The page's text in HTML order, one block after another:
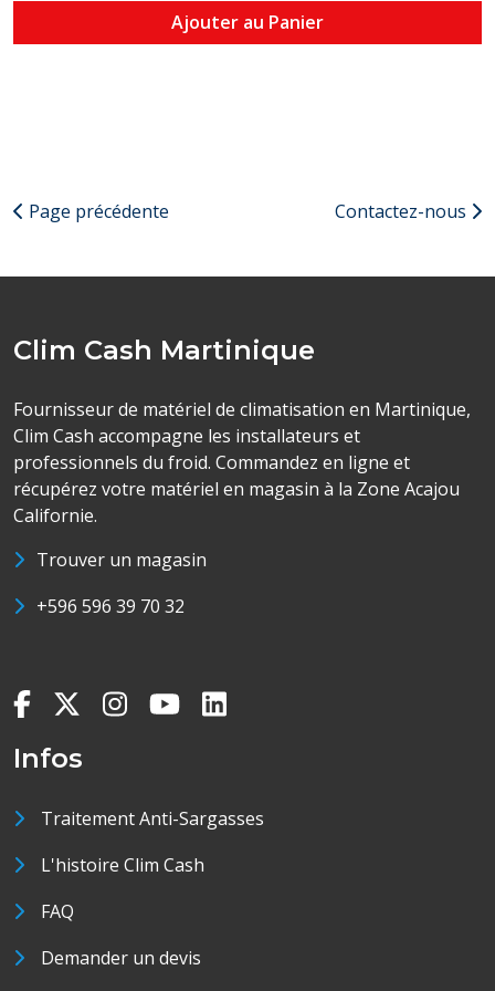
Ajouter au Panier
Page précédente Contactez-nous
Clim Cash Martinique
Fournisseur de matériel de climatisation en Martinique,
Clim Cash accompagne les installateurs et
professionnels du froid. Commandez en ligne et
récupérez votre matériel en magasin à la Zone Acajou
Californie.
Trouver un magasin
+596 596 39 70 32
Infos
Traitement Anti-Sargasses
L'histoire Clim Cash
FAQ
Demander un devis